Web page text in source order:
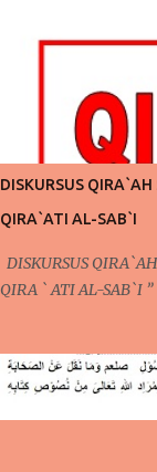
agar bisa
langsung telah
pada pertemuan kali
pola pikir yang
berubah, niat ingin
bicarakan kali ini.
DISKURSUS
QIRA`ATI AL-SAB`I
DISKURSUS
QIRA ` ATI AL-SAB`I ”